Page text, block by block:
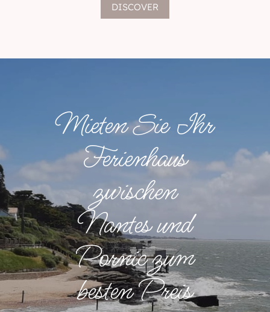
DISCOVER
Mieten Sie Ihr
Ferienhaus
zwischen
Nantes und
Pornic zum
besten Preis